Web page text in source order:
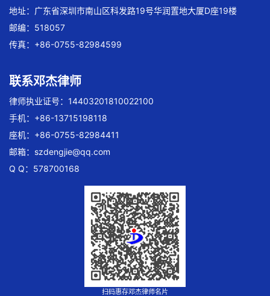
地址：广东省深圳市南山区科发路19号华润置地大厦D座19楼
邮编：518057
传真：+86-0755-82984599
联系邓杰律师
律师执业证号：14403201810022100
手机：+86-13715198118
座机：+86-0755-82984411
邮箱： szdengjie@qq.com
Q Q：578700168
扫码惠存邓杰律师名片